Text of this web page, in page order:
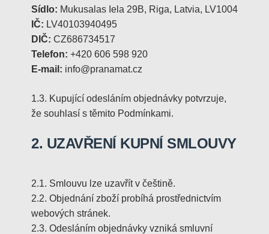
Sídlo: Mukusalas Iela 29B, Riga, Latvia, LV1004
IČ: LV40103940495
DIČ: CZ686734517
Telefon: +420 606 598 920
E-mail: info@pranamat.cz
1.3. Kupující odesláním objednávky potvrzuje,
že souhlasí s těmito Podmínkami.
2. UZAVŘENÍ KUPNÍ SMLOUVY
2.1. Smlouvu lze uzavřít v češtině.
2.2. Objednání zboží probíhá prostřednictvím
webových stránek.
2.3. Odesláním objednávky vzniká smluvní